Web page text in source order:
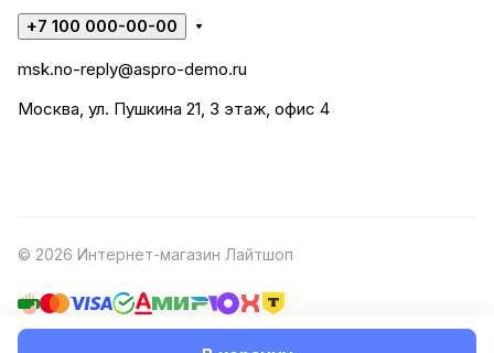
+7 100 000-00-00
msk.no-reply@aspro-demo.ru
Москва, ул. Пушкина 21, 3 этаж, офис 4
© 2026 Интернет-магазин Лайтшоп